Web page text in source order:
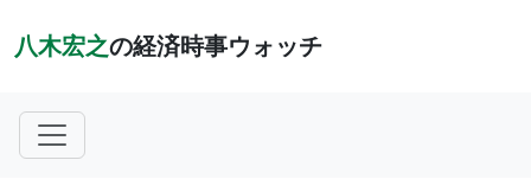
八木宏之の経済時事ウォッチ